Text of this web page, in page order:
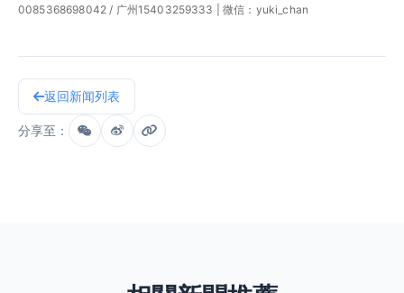
0085368698042 / 广州15403259333 | 微信：yuki_chan
返回新闻列表
分享至：